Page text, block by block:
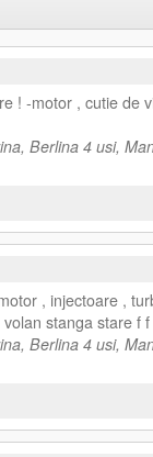
! -motor , cutie de
Berlina 4 usi,
, injectoare ,
stanga stare f
Berlina 4 usi,